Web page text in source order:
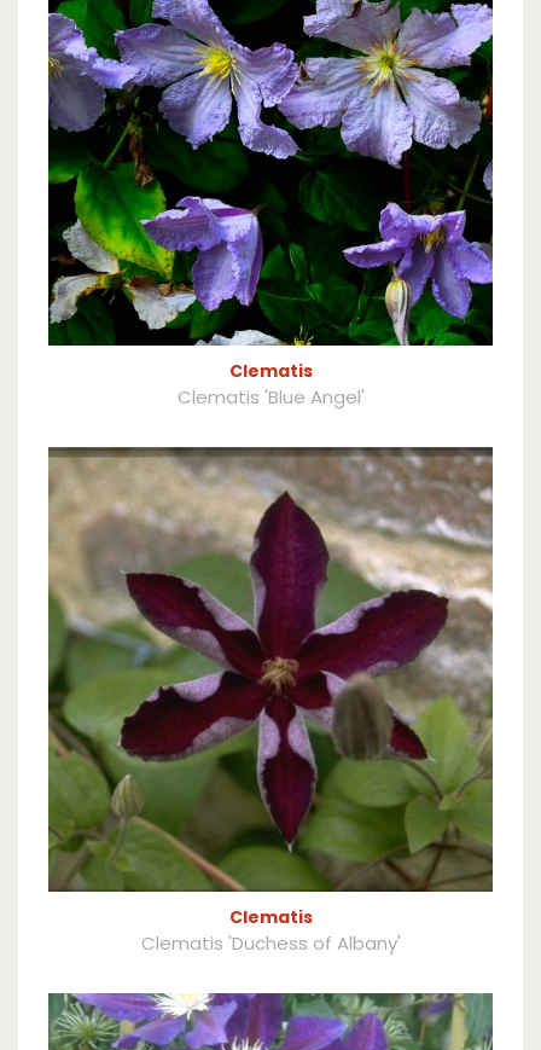
Clematis
Clematis 'Blue Angel'
Clematis
Clematis 'Duchess of Albany'